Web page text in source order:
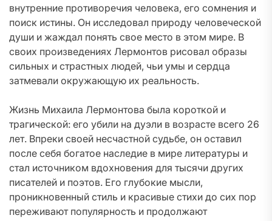
внутренние противоречия человека, его сомнения и
поиск истины. Он исследовал природу человеческой
души и жаждал понять свое место в этом мире. В
своих произведениях Лермонтов рисовал образы
сильных и страстных людей, чьи умы и сердца
затмевали окружающую их реальность.
Жизнь Михаила Лермонтова была короткой и
трагической: его убили на дуэли в возрасте всего 26
лет. Впреки своей несчастной судьбе, он оставил
после себя богатое наследие в мире литературы и
стал источником вдохновения для тысячи других
писателей и поэтов. Его глубокие мысли,
проникновенный стиль и красивые стихи до сих пор
переживают популярность и продолжают